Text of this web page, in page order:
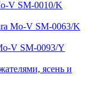
V SM-0010/K
Mo-V SM-0063/K
V SM-0093/Y
ясень и